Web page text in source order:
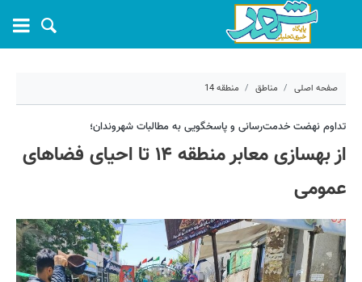
صفحه اصلی مناطق منطقه 14
۱ تیر ۱۴۰۵ - ۰۷:۴۷
کد مطلب: 82219
تداوم نهضت خدمت‌رسانی و پاسخگویی به مطالبات شهروندان؛
از بهسازی معابر منطقه ۱۴ تا احیای فضاهای
عمومی